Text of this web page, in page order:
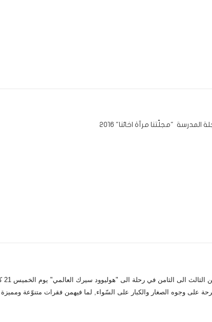
"مجلّتنا مرآة اخائنا" 2016
على وجوه الصغار والكبار على السّواء, لما فيهمن فقرات متنوّعة